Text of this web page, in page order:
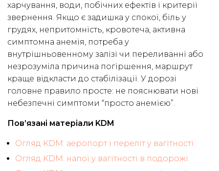
харчування, води, побічних ефектів і критерії
звернення. Якщо є задишка у спокої, біль у
грудях, непритомність, кровотеча, активна
симптомна анемія, потреба у
внутрішньовенному залізі чи переливанні або
незрозуміла причина погіршення, маршрут
краще відкласти до стабілізації. У дорозі
головне правило просте: не пояснювати нові
небезпечні симптоми “просто анемією”.
Пов’язані матеріали KDM
Огляд KDM: аеропорт і переліт у вагітності
Огляд KDM: напої у вагітності в подорожі